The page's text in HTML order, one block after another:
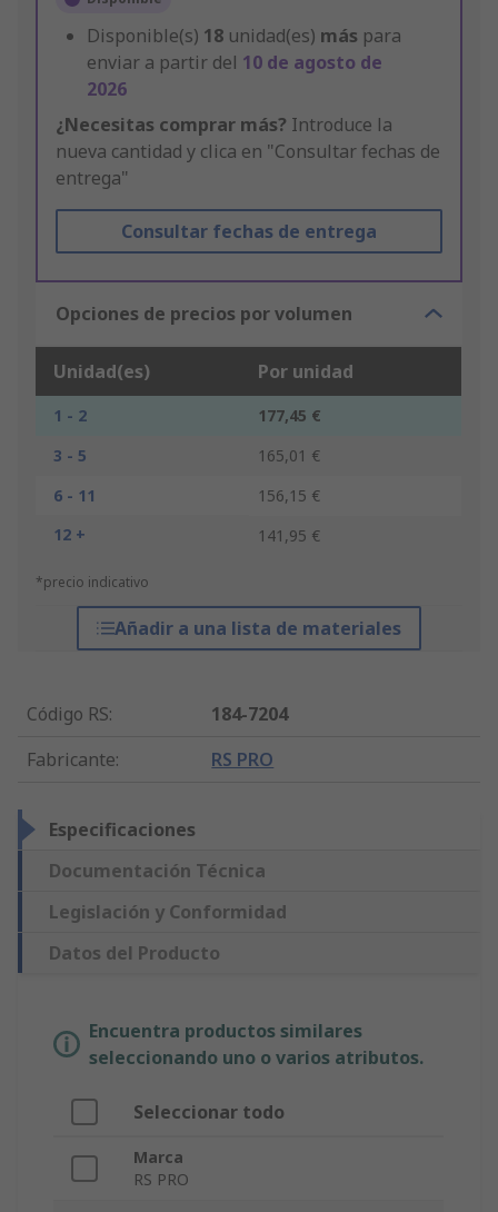
Disponible(s) 18 unidad(es) más para
enviar a partir del 10 de agosto de
2026
¿Necesitas comprar más? Introduce la
nueva cantidad y clica en "Consultar fechas de
entrega"
Consultar fechas de entrega
Opciones de precios por volumen
Unidad(es) Por unidad
1 - 2
177,45 €
3 - 5
165,01 €
6 - 11
156,15 €
12 +
141,95 €
*precio indicativo
Añadir a una lista de materiales
Código RS:
184-7204
Fabricante: RS PRO
Especificaciones
Documentación Técnica
Legislación y Conformidad
Datos del Producto
Encuentra productos similares
seleccionando uno o varios atributos.
Seleccionar todo
Marca
RS PRO